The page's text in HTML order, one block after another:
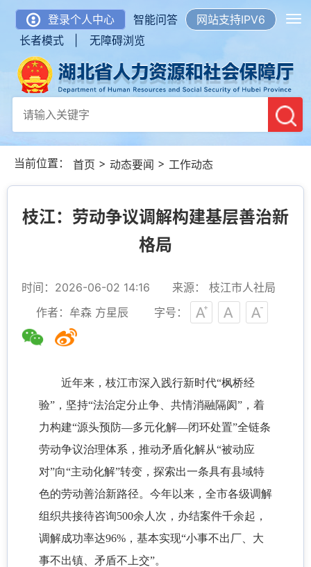
登录个人中心 智能问答
网站支持IPV6
长者模式 |
无障碍浏览
当前位置： 首页 > 动态要闻 > 工作动态
枝江：劳动争议调解构建基层善治新
格局
时间：2026-06-02 14:16
来源： 枝江市人社局
作者：牟森 方星辰
字号：
近年来，枝江市深入践行新时代“枫桥经
验”，坚持“法治定分止争、共情消融隔阂”，着
力构建“源头预防—多元化解—闭环处置”全链条
劳动争议治理体系，推动矛盾化解从“被动应
对”向“主动化解”转变，探索出一条具有县域特
色的劳动善治新路径。今年以来，全市各级调解
组织共接待咨询500余人次，办结案件千余起，
调解成功率达96%，基本实现“小事不出厂、大
事不出镇、矛盾不上交”。